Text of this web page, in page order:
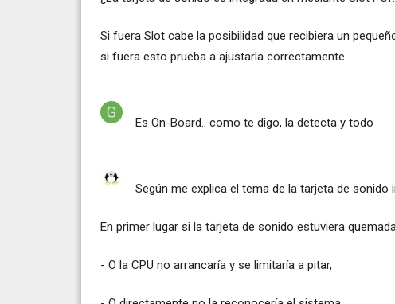
Si fuera Slot cabe la posibilidad que recibiera un
si fuera esto prueba a ajustarla correctamente.
Es On-Board.. como te digo, la detecta y todo
Según me explica el tema de la tarjeta de sonido
En primer lugar si la tarjeta de sonido estuviera
- O la CPU no arrancaría y se limitaría a pitar,